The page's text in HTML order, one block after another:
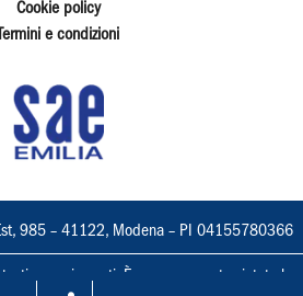
Cookie policy
Termini e condizioni
985 – 41122, Modena – PI 04155780366
sono riservati. È espressamente vietata la